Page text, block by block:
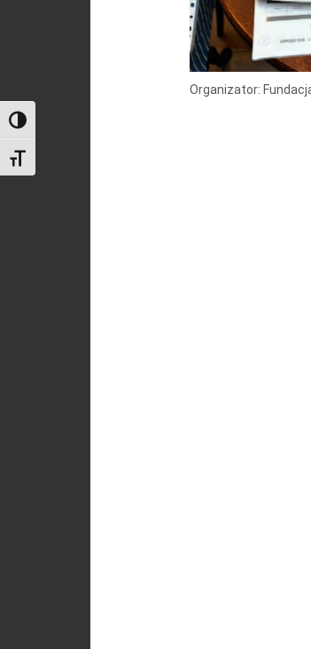
Toggle High Contrast
Toggle Font size
Organizator: